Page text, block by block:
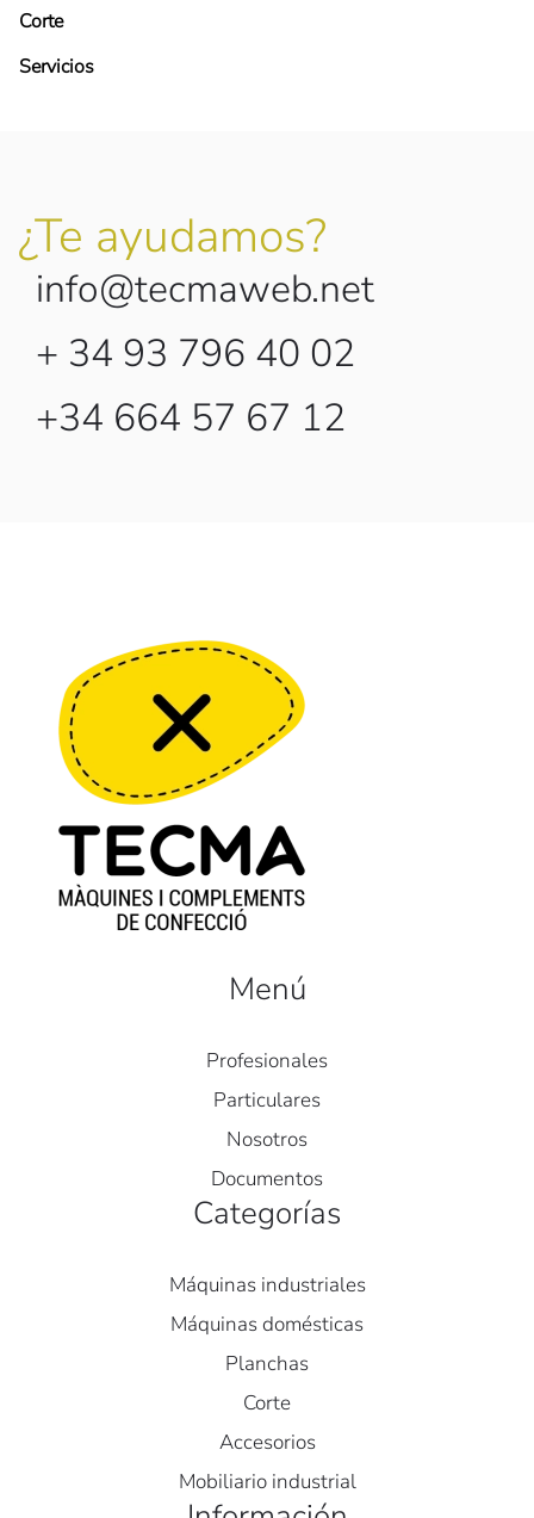
Corte
Servicios
¿Te ayudamos?
info@tecmaweb.net
+ 34 93 796 40 02
+34 664 57 67 12
Menú
Profesionales
Particulares
Nosotros
Documentos
Categorías
Máquinas industriales
Máquinas domésticas
Planchas
Corte
Accesorios
Mobiliario industrial